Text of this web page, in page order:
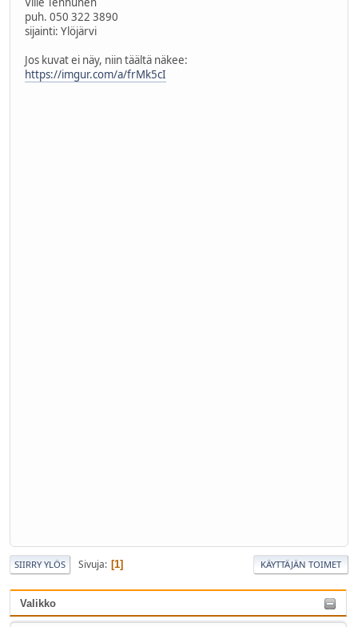
Valikko
puh. 050 322 3890
sijainti: Ylöjärvi
Jos kuvat ei näy, niin täältä näkee:
https://imgur.com/a/frMk5cI
SIIRRY YLÖS Sivuja 1 KÄYTTÄJÄN TOIMET